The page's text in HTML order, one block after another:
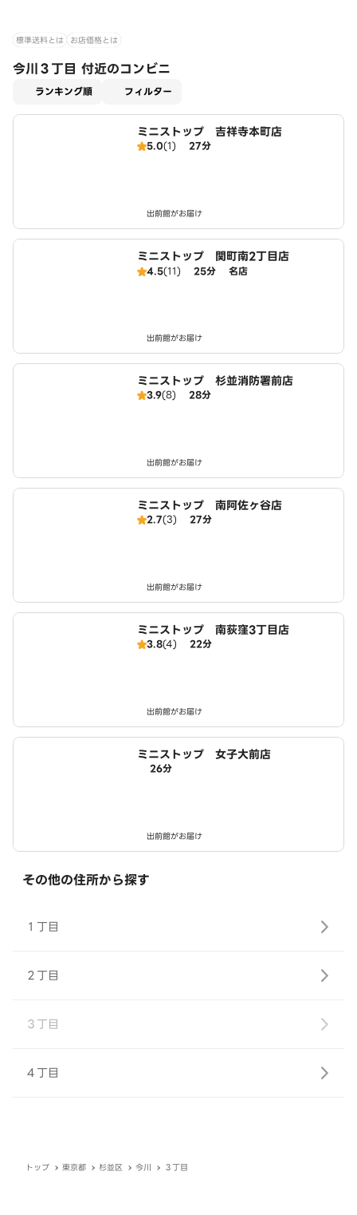
標準送料とは お店価格とは
今川３丁目 付近のコンビニ
ランキング順 フィルター
ミニストップ 吉祥寺本町店
5.0(1) 27分
出前館がお届け
ミニストップ 関町南2丁目店
4.5(11) 25分 名店
出前館がお届け
ミニストップ 杉並消防署前店
3.9(8) 28分
出前館がお届け
ミニストップ 南阿佐ヶ谷店
2.7(3) 27分
出前館がお届け
ミニストップ 南荻窪3丁目店
3.8(4) 22分
出前館がお届け
ミニストップ 女子大前店
26分
出前館がお届け
その他の住所から探す
１丁目
２丁目
３丁目
４丁目
トップ 東京都 杉並区 今川 ３丁目